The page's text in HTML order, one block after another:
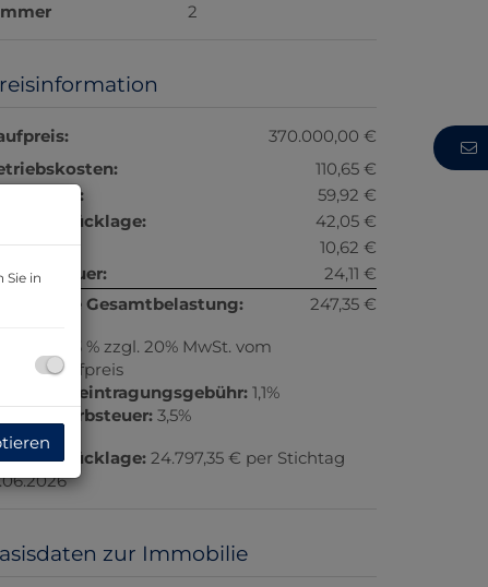
2
370.000,00 €
110,65 €
59,92 €
42,05 €
10,62 €
24,11 €
Gesamtbelastung:
247,35 €
3 % zzgl. 20% MwSt. vom
1,1%
3,5%
24.797,35 € per Stichtag
zur Immobilie
Sie in